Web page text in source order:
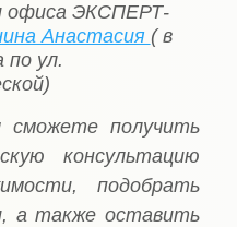
офиса ЭКСПЕРТ-
Анастасия ( в
по ул.
получить
консультацию
подобрать
а также оставить